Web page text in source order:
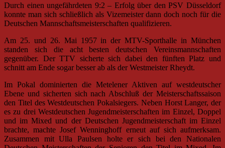
Durch einen ungefährdeten 9:2 – Erfolg über den PSV Düsseldorf
konnte man sich schließlich als Vizemeister dann doch noch für die
Deutschen Mannschaftsmeisterschaften qualifizieren.
Am 25. und 26. Mai 1957 in der MTV-Sporthalle in München
standen sich die acht besten deutschen Vereinsmannschaften
gegenüber. Der TTV sicherte sich dabei den fünften Platz und
schnitt am Ende sogar besser ab als der Westmeister Rheydt.
Im Pokal dominierten die Metelener Aktiven auf westdeutscher
Ebene und sicherten sich nach Abschluß der Meisterschaftssaison
den Titel des Westdeutschen Pokalsiegers. Neben Horst Langer, der
es zu drei Westdeutschen Jugendmeisterschaften im Einzel, Doppel
und im Mixed und der Deutschen Jugendmeisterschaft im Einzel
brachte, machte Josef Wenninghoff erneut auf sich aufmerksam.
Zusammen mit Ulla Paulsen holte er sich bei den Nationalen